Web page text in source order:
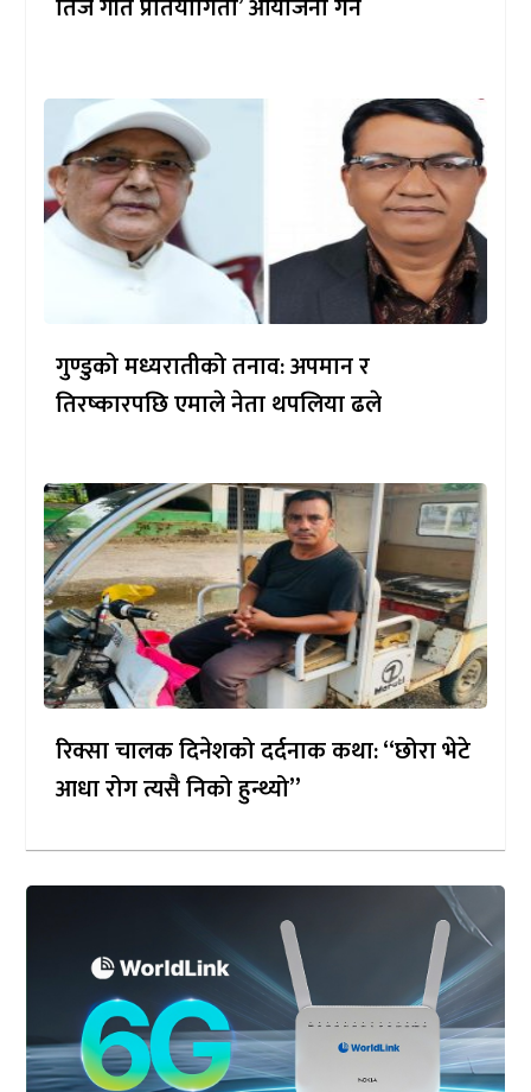
तिज गीत प्रतियोगिता’ आयोजना गर्ने
गुण्डुको मध्यरातीको तनाव: अपमान र
तिरष्कारपछि एमाले नेता थपलिया ढले
रिक्सा चालक दिनेशको दर्दनाक कथा: “छोरा भेटे
आधा रोग त्यसै निको हुन्थ्यो”